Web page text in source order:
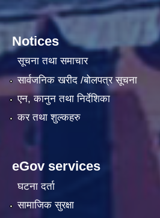
Notices
सूचना तथा समाचार
सार्वजनिक खरीद /बोलपत्र सूचना
एन, कानुन तथा निर्देशिका
कर तथा शुल्कहरु
eGov services
घटना दर्ता
सामाजिक सुरक्षा